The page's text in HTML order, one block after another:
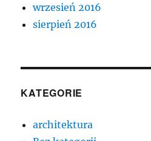
wrzesień 2016
sierpień 2016
KATEGORIE
architektura